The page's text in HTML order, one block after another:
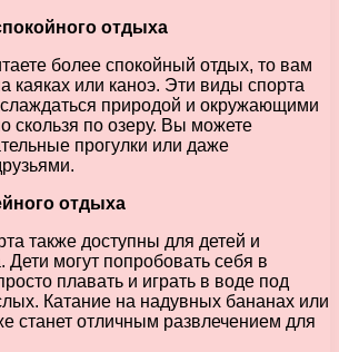
отдыха
более спокойный отдых, то вам
каяках или каноэ. Эти виды спорта
природой и окружающими
скользя по озеру. Вы можете
прогулки или даже
отдыха
также доступны для детей и
Дети могут попробовать себя в
плавать и играть в воде под
Катание на надувных бананах или
станет отличным развлечением для